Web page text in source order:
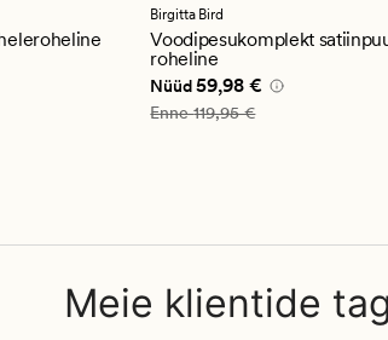
Birgitta Bird
Voodipesukomplekt
roheline
Nåværende pris_ee
Nüüd 59,98 €
Vanlig pris_ee
Enne119,95 €
Meie klientide